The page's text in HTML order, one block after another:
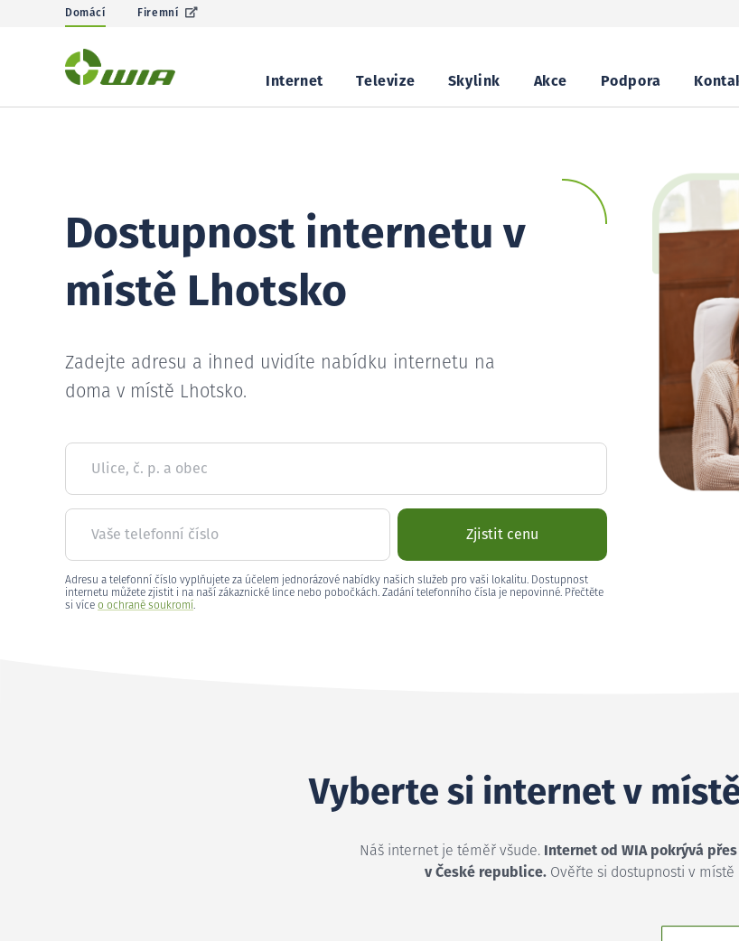
Domácí Firemní
Internet Televize Skylink Akce Podpora
Dostupnost internetu v
místě Lhotsko
Zadejte adresu a ihned uvidíte nabídku internetu na
doma v místě Lhotsko.
Ulice, č. p. a obec
Vaše telefonní číslo Zjistit cenu
Adresu a telefonní číslo vyplňujete za účelem jednorázové nabídky našich služeb pro vaši lokalitu. Dostupnost
internetu můžete zjistit i na naší zákaznické lince nebo pobočkách. Zadání telefonního čísla je nepovinné. Přečtěte
si více o ochraně soukromí.
Vyberte si internet v
Náš internet je téměř všude.
Internet od WIA pokrývá
v České republice.Ověřte si dostupnosti v místě